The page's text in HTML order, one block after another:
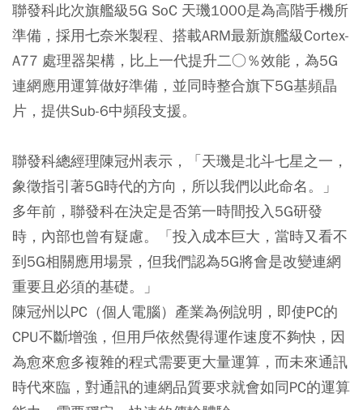
聯發科此次旗艦級5G SoC 天璣1000是為高階手機所
準備，採用七奈米製程、搭載ARM最新旗艦級Cortex-
A77 處理器架構，比上一代提升二○％效能，為5G
連網應用運算做好準備，並同時整合旗下5G基頻晶
片，提供Sub-6中頻段支援。
聯發科總經理陳冠州表示，「天璣是北斗七星之一，
象徵指引著5G時代的方向，所以我們以此命名。」
多年前，聯發科在決定是否第一時間投入5G研發
時，內部也曾有疑慮。「投入成本巨大，當時又看不
到5G相關應用場景，但我們認為5G將會是改變連網
重要且必須的基礎。」
陳冠州以PC（個人電腦）產業為例說明，即使PC的
CPU不斷增強，但用戶依然覺得運作速度不夠快，因
為愈來愈多複雜的程式需要更大量運算，而未來通訊
時代來臨，對通訊的連網品質要求就會如同PC的運算